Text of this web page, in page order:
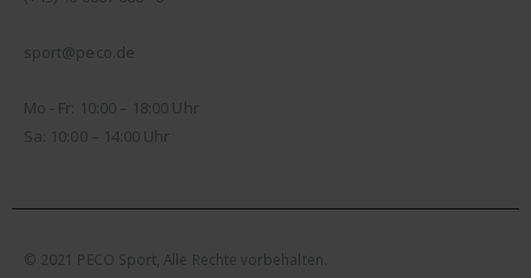
sport@peco.de
Mo - Fr: 10:00 – 18:00 Uhr
Sa: 10:00 – 14:00 Uhr
© 2021 PECO Sport, Alle Rechte vorbehalten.